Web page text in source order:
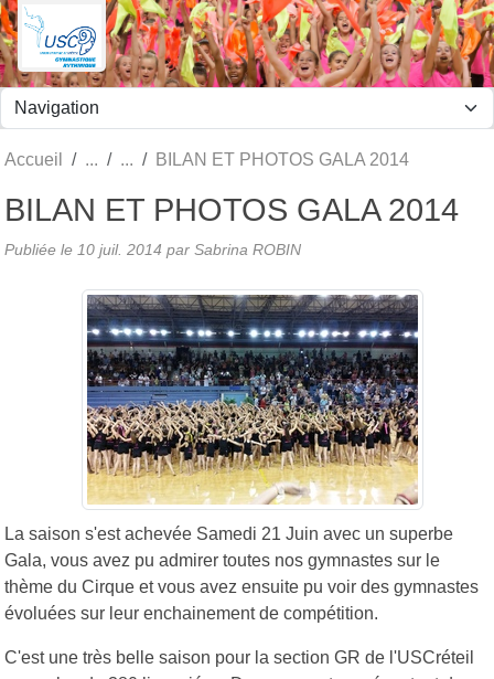
Accueil BILAN ET PHOTOS GALA 2014
BILAN ET PHOTOS GALA 2014
Publiée le 10 juil. 2014 par Sabrina ROBIN
La saison s'est achevée Samedi 21 Juin avec un superbe
Gala, vous avez pu admirer toutes nos gymnastes sur le
thème du Cirque et vous avez ensuite pu voir des gymnastes
évoluées sur leur enchainement de compétition.
C'est une très belle saison pour la section GR de l'USCréteil
Panneau de gestion des cookies